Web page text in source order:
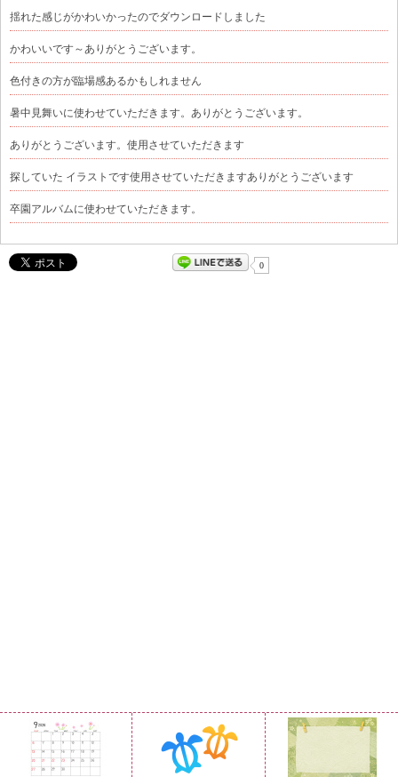
揺れた感じがかわいかったのでダウンロードしました
かわいいです～ありがとうございます。
色付きの方が臨場感あるかもしれません
暑中見舞いに使わせていただきます。ありがとうございます。
ありがとうございます。使用させていただきます
探していた イラストです使用させていただきますありがとうございます
卒園アルバムに使わせていただきます。
0